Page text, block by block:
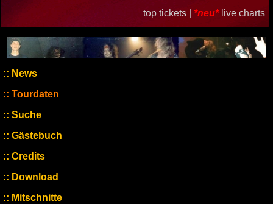
top tickets | *neu* live charts
News
Tourdaten
Suche
Gästebuch
Credits
Download
Mitschnitte